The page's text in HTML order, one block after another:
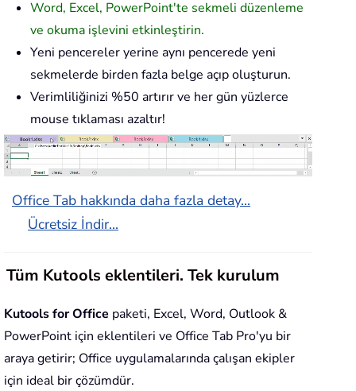
Word, Excel, PowerPoint'te sekmeli düzenleme
ve okuma işlevini etkinleştirin.
Yeni pencereler yerine aynı pencerede yeni
sekmelerde birden fazla belge açıp oluşturun.
Verimliliğinizi %50 artırır ve her gün yüzlerce
mouse tıklaması azaltır!
Office Tab hakkında daha fazla detay...
Ücretsiz İndir...
Tüm Kutools eklentileri. Tek kurulum
Kutools for Office paketi, Excel, Word, Outlook &
PowerPoint için eklentileri ve Office Tab Pro'yu bir
araya getirir; Office uygulamalarında çalışan ekipler
için ideal bir çözümdür.